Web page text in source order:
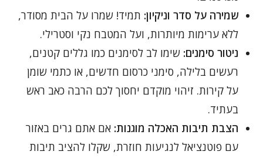
שמירה על סדר וניקיון: תמיד! שמרו על הבית מסודר,
ללא ערימות מיותרות, ועל המטבח נקי וסטרילי.
ניטור סימנים: שימו לב לסימנים כמו גללים קטנים,
רעשים בלילה, סימני כרסום חדשים, או כתמי שומן
על קירות. זיהוי מוקדם יחסוך לכם הרבה כאב ראש
בעתיד.
הצבת תיבות האכלה מוגנות: אם אתם גרים באזור
עם פוטנציאל לנגיעות חוזרת, שקלו להציב תיבות